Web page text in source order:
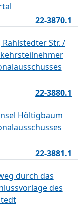
22-3870.1
Str. /
22-3880.1
Höltigbaum
22-3881.1
durch das
des